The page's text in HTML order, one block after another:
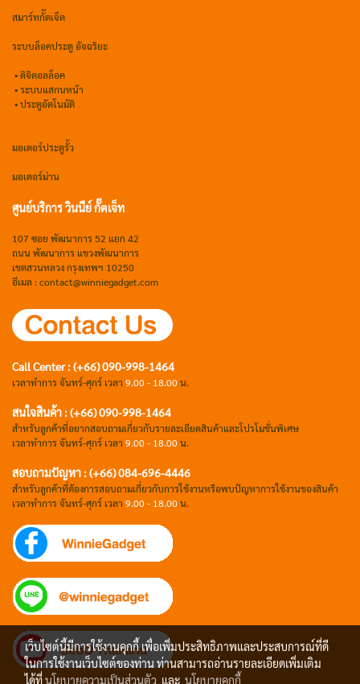
สมาร์ทกั๊ตเจ็ต
ระบบล็อคประตู อัจฉริยะ
•ดิจิตอลล็อค
• ระบบแสกนหน้า
• ประตูอัตโนมัติ
มอเตอร์ประตูรั้ว
มอเตอร์ม่าน
ศูนย์บริการ วินนีย์ กั๊ตเจ็ท
107 ซอย พัฒนาการ 52 แยก 42
ถนน พัฒนาการ แขวงพัฒนาการ
เขตสวนหลวง กรุงเทพฯ 10250
อีเมล : contact@winniegadget.com
Call Center : (+66) 090-998-1464
เวลาทำการ จันทร์-ศุกร์ เวลา 9.00 - 18.00 น.
สนใจสินค้า : (+66) 090-998-1464
สำหรับลูกค้าที่อยากสอบถามเกี่ยวกับรายละเอียดสินค้าและโปรโมชั่นพิเศษ
เวลาทำการ จันทร์-ศุกร์ เวลา 9.00 - 18.00 น.
สอบถามปัญหา : (+66)084-696-4446
สำหรับลูกค้าที่ต้องการสอบถามเกี่ยวกับการใช้งานหรือพบปัญหาการใช้งานของสินค้า
เวลาทำการ จันทร์-ศุกร์ เวลา 9.00 - 18.00 น.
เว็บไซต์นี้มีการใช้งานคุกกี้ เพื่อเพิ่มประสิทธิภาพและประสบการณ์ที่ดี
ในการใช้งานเว็บไซต์ของท่าน ท่านสามารถอ่านรายละเอียดเพิ่มเติม
ได้ที่นโยบายความเป็นส่วนตัว และ นโยบายคุกกี้